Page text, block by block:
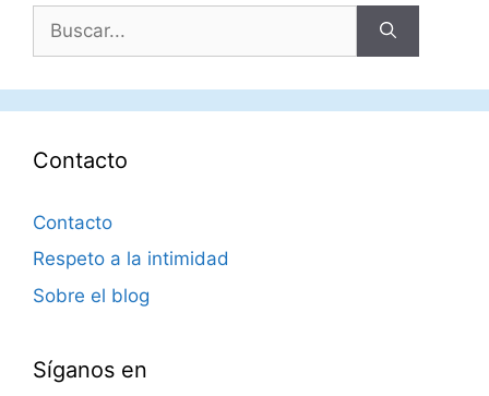
Contacto
Contacto
Respeto a la intimidad
Sobre el blog
Síganos en